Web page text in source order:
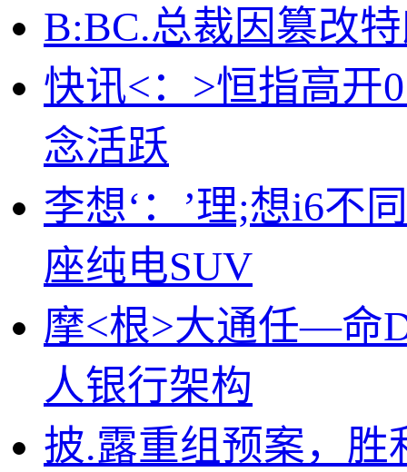
B:BC.总裁因篡改
快讯<：>恒指高开
念活跃
李想‘：’理;想i6不
座纯电SUV
摩<根>大通任—命
人银行架构
披.露重组预案，胜